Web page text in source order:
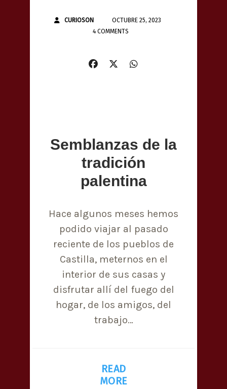
CURIOSON
OCTUBRE 25, 2023
4 COMMENTS
Semblanzas de la
tradición
palentina
Hace algunos meses hemos
podido viajar al pasado
reciente de los pueblos de
Castilla, meternos en el
interior de sus casas y
disfrutar allí del fuego del
hogar, de los amigos, del
trabajo…
READ
MORE